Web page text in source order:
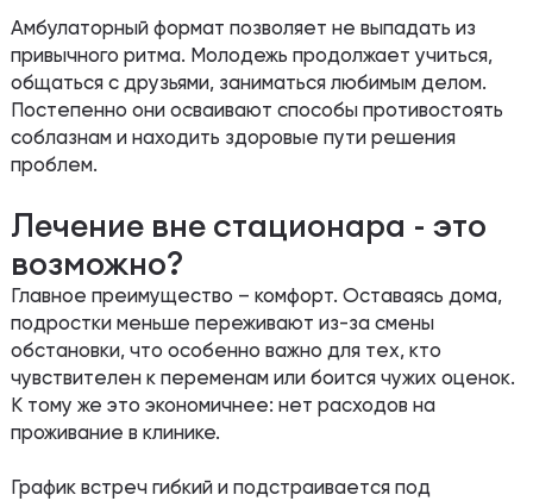
Амбулаторный формат позволяет не выпадать из
привычного ритма. Молодежь продолжает учиться,
общаться с друзьями, заниматься любимым делом.
Постепенно они осваивают способы противостоять
соблазнам и находить здоровые пути решения
проблем.
Лечение вне стационара - это
возможно?
Главное преимущество – комфорт. Оставаясь дома,
подростки меньше переживают из-за смены
обстановки, что особенно важно для тех, кто
чувствителен к переменам или боится чужих оценок.
К тому же это экономичнее: нет расходов на
проживание в клинике.
График встреч гибкий и подстраивается под